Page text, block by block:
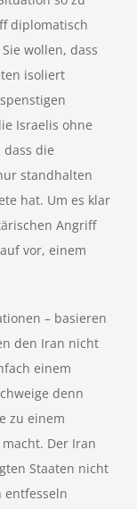
diplomatisch
wollen, dass
isoliert
Israelis ohne
die
standhalten
hat. Um es klar
Angriff
vor, einem
– basieren
den Iran nicht
einem
denn
zu einem
Der Iran
Staaten nicht
entfesseln